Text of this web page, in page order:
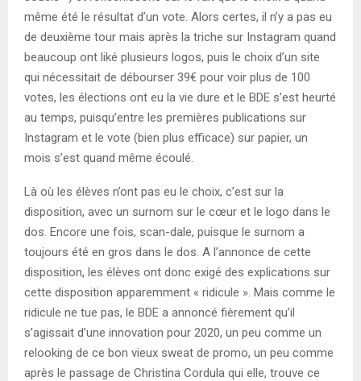
même été le résultat d’un vote. Alors certes, il n’y a pas eu
de deuxième tour mais après la triche sur Instagram quand
beaucoup ont liké plusieurs logos, puis le choix d’un site
qui nécessitait de débourser 39€ pour voir plus de 100
votes, les élections ont eu la vie dure et le BDE s’est heurté
au temps, puisqu’entre les premières publications sur
Instagram et le vote (bien plus efficace) sur papier, un
mois s’est quand même écoulé.
Là où les élèves n’ont pas eu le choix, c’est sur la
disposition, avec un surnom sur le cœur et le logo dans le
dos. Encore une fois, scan-dale, puisque le surnom a
toujours été en gros dans le dos. A l’annonce de cette
disposition, les élèves ont donc exigé des explications sur
cette disposition apparemment « ridicule ». Mais comme le
ridicule ne tue pas, le BDE a annoncé fièrement qu’il
s’agissait d’une innovation pour 2020, un peu comme un
relooking de ce bon vieux sweat de promo, un peu comme
après le passage de Christina Cordula qui elle, trouve ce